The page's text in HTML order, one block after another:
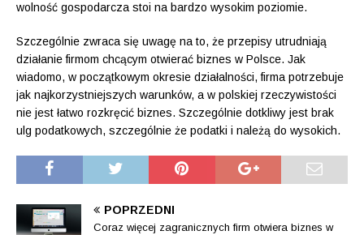
wolność gospodarcza stoi na bardzo wysokim poziomie.
Szczególnie zwraca się uwagę na to, że przepisy utrudniają
działanie firmom chcącym otwierać biznes w Polsce. Jak
wiadomo, w początkowym okresie działalności, firma potrzebuje
jak najkorzystniejszych warunków, a w polskiej rzeczywistości
nie jest łatwo rozkręcić biznes. Szczególnie dotkliwy jest brak
ulg podatkowych, szczególnie że podatki i należą do wysokich.
POPRZEDNI
Coraz więcej zagranicznych firm otwiera biznes w